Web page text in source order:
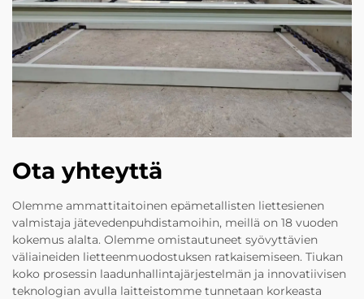
Ota yhteyttä
Olemme ammattitaitoinen epämetallisten liettesienen
valmistaja jätevedenpuhdistamoihin, meillä on 18 vuoden
kokemus alalta. Olemme omistautuneet syövyttävien
väliaineiden lietteenmuodostuksen ratkaisemiseen. Tiukan
koko prosessin laadunhallintajärjestelmän ja innovatiivisen
teknologian avulla laitteistomme tunnetaan korkeasta